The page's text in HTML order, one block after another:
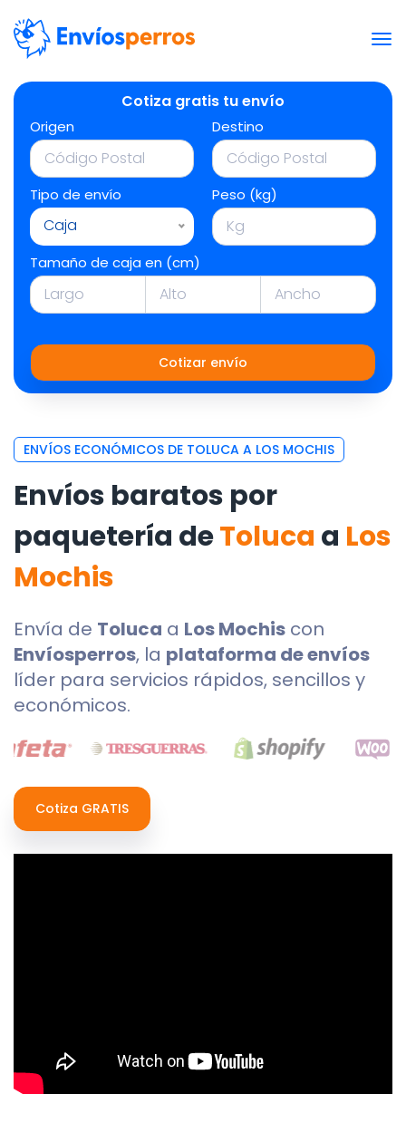
Cotiza gratis tu envío
Origen Destino
Tipo de envío
Caja
Peso (kg)
Tamaño de caja en (cm)
Cotizar envío
ENVÍOS ECONÓMICOS DE TOLUCA A LOS MOCHIS
Envíos baratos por
paquetería deToluca a Los
Mochis
Envía de Toluca a Los Mochis con
Envíosperros, la plataforma de envíos
líder para servicios rápidos, sencillos y
económicos.
Cotiza GRATIS